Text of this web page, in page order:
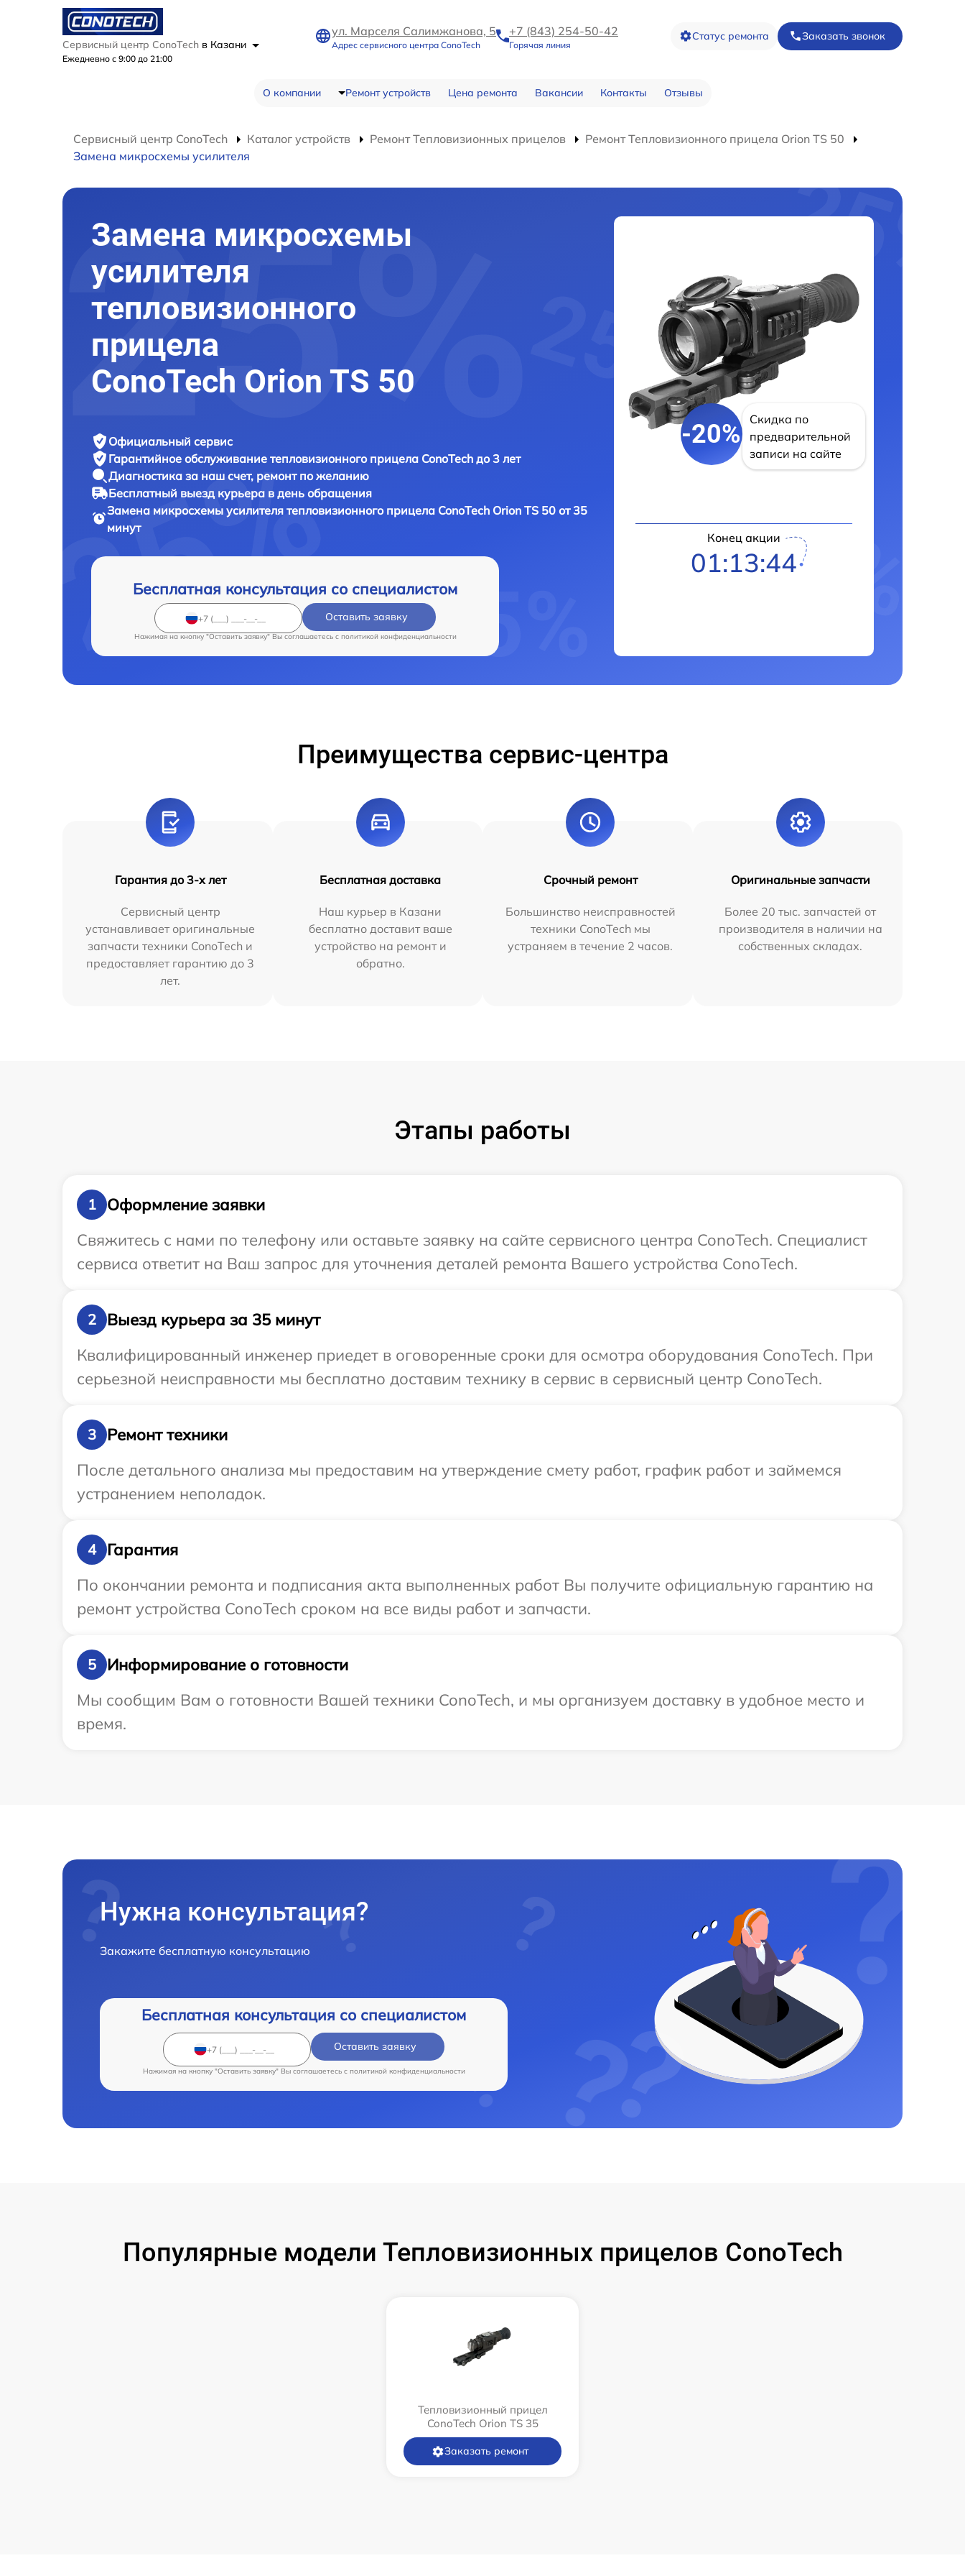
Сервисный центр ConoTech в Казани
Ежедневно с 9:00 до 21:00
ул. Марселя Салимжанова, 5
Адрес сервисного центра ConoTech
+7 (843) 254-50-42
Горячая линия
Статус ремонта Заказать звонок
О компании Ремонт устройств Цена ремонта Вакансии Контакты Отзывы
Сервисный центр ConoTech Каталог устройств Ремонт Тепловизионных прицелов
Ремонт Тепловизионного прицела Orion TS 50
Замена микросхемы усилителя
Замена микросхемы
усилителя
тепловизионного
прицела
ConoTech Orion TS 50
Официальный сервис
Гарантийное обслуживание тепловизионного прицела ConoTech до 3 лет
Диагностика за наш счет, ремонт по желанию
Бесплатный выезд курьера в день обращения
Замена микросхемы усилителя тепловизионного прицела ConoTech Orion TS 50 от 35
минут
Бесплатная консультация со специалистом
Оставить заявку
Нажимая на кнопку "Оставить заявку" Вы соглашаетесь c политикой конфиденциальности
-20%
Скидка по
предварительной
записи на сайте
Конец акции
01:13:43
Преимущества сервис-центра
Гарантия до 3-х лет
Сервисный центр
устанавливает оригинальные
запчасти техники ConoTech и
предоставляет гарантию до 3
лет.
Бесплатная доставка
Наш курьер в Казани
бесплатно доставит ваше
устройство на ремонт и
обратно.
Срочный ремонт
Большинство неисправностей
техники ConoTech мы
устраняем в течение 2 часов.
Оригинальные запчасти
Более 20 тыс. запчастей от
производителя в наличии на
собственных складах.
Этапы работы
1
Оформление заявки
Свяжитесь с нами по телефону или оставьте заявку на сайте сервисного центра ConoTech. Специалист
сервиса ответит на Ваш запрос для уточнения деталей ремонта Вашего устройства ConoTech.
2
Выезд курьера за 35 минут
Квалифицированный инженер приедет в оговоренные сроки для осмотра оборудования ConoTech. При
серьезной неисправности мы бесплатно доставим технику в сервис в сервисный центр ConoTech.
3
Ремонт техники
После детального анализа мы предоставим на утверждение смету работ, график работ и займемся
устранением неполадок.
4
Гарантия
По окончании ремонта и подписания акта выполненных работ Вы получите официальную гарантию на
ремонт устройства ConoTech сроком на все виды работ и запчасти.
5
Информирование о готовности
Мы сообщим Вам о готовности Вашей техники ConoTech, и мы организуем доставку в удобное место и
время.
Нужна консультация?
Закажите бесплатную консультацию
Бесплатная консультация со специалистом
Оставить заявку
Нажимая на кнопку "Оставить заявку" Вы соглашаетесь c политикой конфиденциальности
Популярные модели Тепловизионных прицелов ConoTech
Тепловизионный прицел
ConoTech Orion TS 35
Заказать ремонт